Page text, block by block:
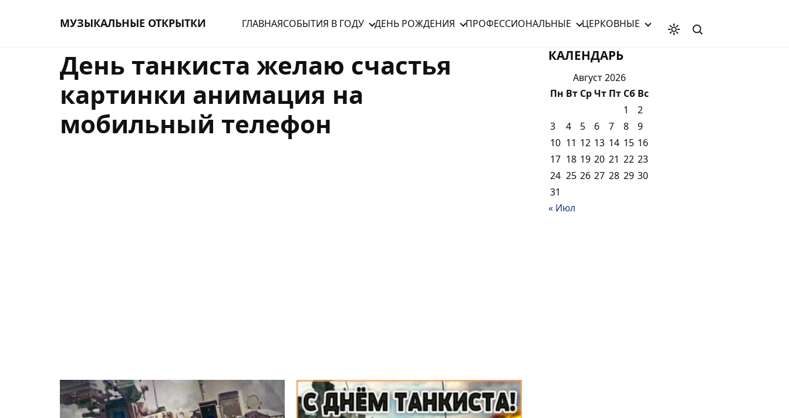
МУЗЫКАЛЬНЫЕ ОТКРЫТКИ ГЛАВНАЯСОБЫТИЯ В ГОДУ ДЕНЬ РОЖДЕНИЯ ПРОФЕССИОНАЛЬНЫЕ ЦЕРКОВНЫЕ
День танкиста желаю счастья
картинки анимация на
мобильный телефон
КАЛЕНДАРЬ
Август 2026
Пн Вт СрЧт Пт Сб Вс
1
2
3
4 5 6 7 8
9
10 11 12 13 14 15 16
17 18 19 20 21 22 23
24 25 26 27 28 29 30
31
« Июл